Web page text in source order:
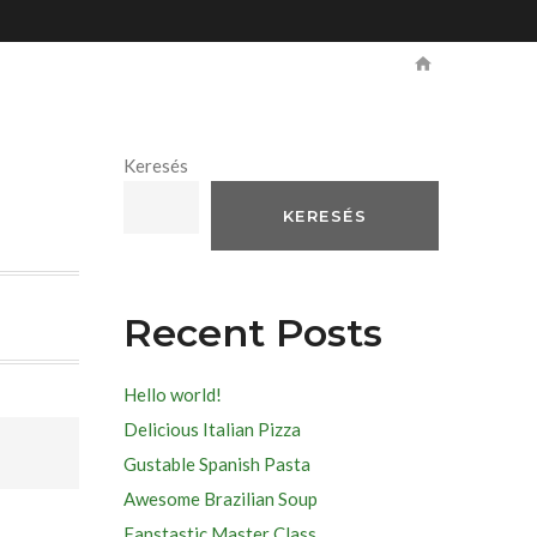
Keresés
KERESÉS
Recent Posts
Hello world!
Delicious Italian Pizza
Gustable Spanish Pasta
Awesome Brazilian Soup